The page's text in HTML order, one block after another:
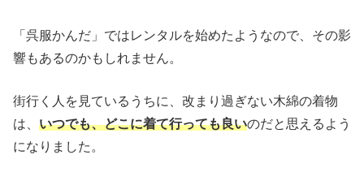
「呉服かんだ」ではレンタルを始めたようなので、その影
響もあるのかもしれません。
街行く人を見ているうちに、改まり過ぎない木綿の着物
は、 いつでも、どこに着て行っても良いのだと思えるよう
になりました。